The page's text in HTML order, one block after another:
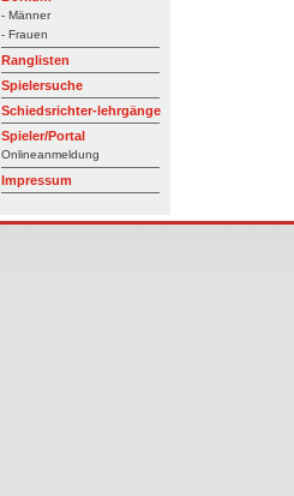
- Männer
- Frauen
Ranglisten
Spielersuche
Schiedsrichter-lehrgänge
Spieler/Portal
Onlineanmeldung
Impressum